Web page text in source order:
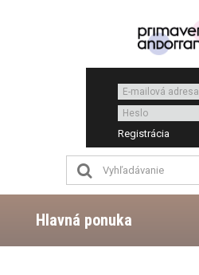
Registrácia
Hlavná ponuka